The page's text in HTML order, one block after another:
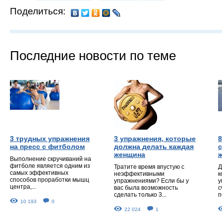
Поделиться:
Последние новости по теме
3 трудных упражнения
на пресс с фитболом
Выполнение скручиваний на
фитболе является одним из
самых эффективных
способов проработки мышц
центра,...
10 193 0
3 упражнения, которые
должна делать каждая
женщина
Тратите время впустую с
неэффективными
упражнениями? Если бы у
вас была возможность
сделать только 3...
22 024 1